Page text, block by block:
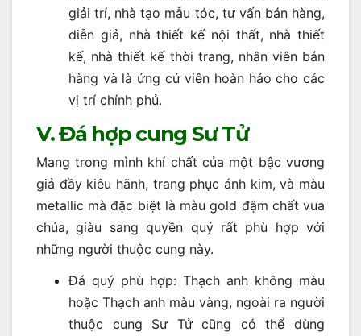
giải trí, nhà tạo mẫu tóc, tư vấn bán hàng,
diễn giả, nhà thiết kế nội thất, nhà thiết
kế, nhà thiết kế thời trang, nhân viên bán
hàng và là ứng cử viên hoàn hảo cho các
vị trí chính phủ.
V. Đá hợp cung Sư Tử
Mang trong mình khí chất của một bậc vương
giả đầy kiêu hãnh, trang phục ánh kim, và màu
metallic mà đặc biệt là màu gold đậm chất vua
chúa, giàu sang quyền quý rất phù hợp với
những người thuộc cung này.
Đá quý phù hợp: Thạch anh không màu
hoặc Thạch anh màu vàng, ngoài ra người
thuộc cung Sư Tử cũng có thể dùng